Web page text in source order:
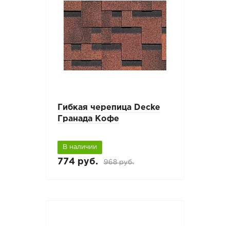
Гибкая черепица Decke
Гранада Кофе
В наличии
774 руб. 968 руб.